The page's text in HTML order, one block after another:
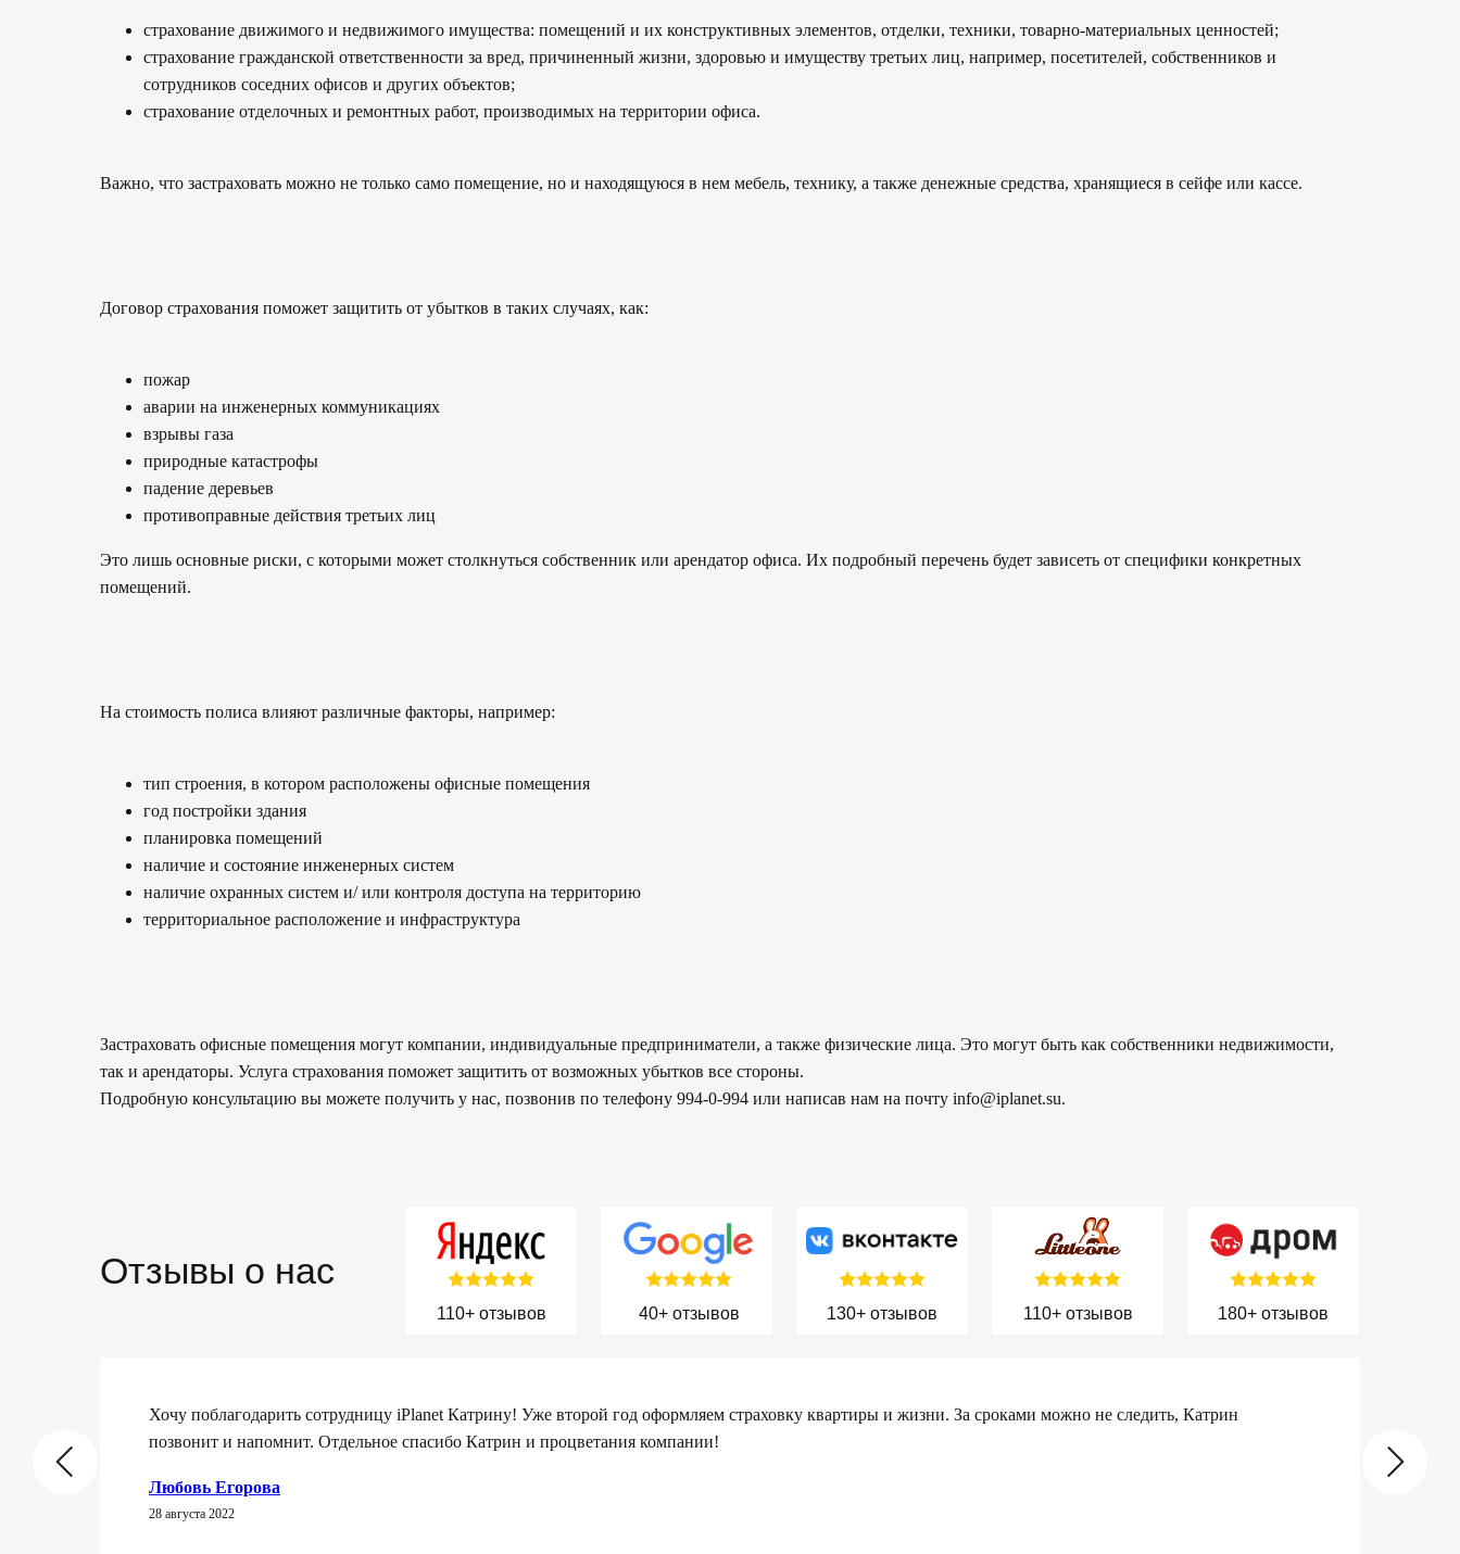
страхование движимого и недвижимого имущества: помещений и их конструктивных элементов, отделки, техники, товарно-материальных ценностей;
страхование гражданской ответственности за вред, причиненный жизни, здоровью и имуществу третьих лиц, например, посетителей, собственников и
сотрудников соседних офисов и других объектов;
страхование отделочных и ремонтных работ, производимых на территории офиса.
Важно, что застраховать можно не только само помещение, но и находящуюся в нем мебель, технику, а также денежные средства, хранящиеся в сейфе или кассе.
Договор страхования поможет защитить от убытков в таких случаях, как:
пожар
аварии на инженерных коммуникациях
взрывы газа
природные катастрофы
падение деревьев
противоправные действия третьих лиц
Это лишь основные риски, с которыми может столкнуться собственник или арендатор офиса. Их подробный перечень будет зависеть от специфики конкретных
помещений.
На стоимость полиса влияют различные факторы, например:
тип строения, в котором расположены офисные помещения
год постройки здания
планировка помещений
наличие и состояние инженерных систем
наличие охранных систем и/ или контроля доступа на территорию
территориальное расположение и инфраструктура
Застраховать офисные помещения могут компании, индивидуальные предприниматели, а также физические лица. Это могут быть как собственники недвижимости,
так и арендаторы. Услуга страхования поможет защитить от возможных убытков все стороны.
Подробную консультацию вы можете получить у нас, позвонив по телефону 994-0-994 или написав нам на почту info@iplanet.su.
180+ отзывов
110+ отзывов
130+ отзывов
40+ отзывов
110+ отзывов
Отзывы о нас
Более 5 лет пользуюсь услугами агентства. Очень рад результатам нашего сотрудничества - всегда быстро ,четко, вовремя. Всегда готовы на контакт.
Оперативно отвечают на задаваемые вопросы и внимательно относятся к пожеланиям по заключаемым договорам.
Владимир Г.
18 июля 2022